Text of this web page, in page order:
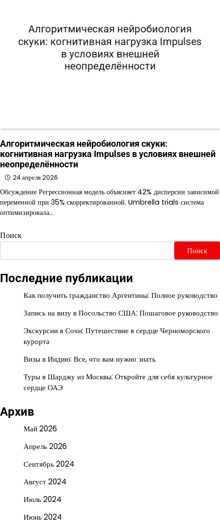
Алгоритмическая нейробиология скуки:
когнитивная нагрузка Impulses в условиях внешней
неопределённости
24 апреля 2026
Обсуждение Регрессионная модель объясняет 42% дисперсии зависимой
переменной при 35% скорректированной. Umbrella trials система
оптимизировала…
Поиск
Поиск
Последние публикации
Как получить гражданство Аргентины: Полное руководство
Запись на визу в Посольство США: Пошаговое руководство
Экскурсии в Сочи: Путешествие в сердце Черноморского
курорта
Визы в Индию: Все, что вам нужно знать
Туры в Шарджу из Москвы: Откройте для себя культурное
сердце ОАЭ
Архив
Май 2026
Апрель 2026
Сентябрь 2024
Август 2024
Июль 2024
Июнь 2024